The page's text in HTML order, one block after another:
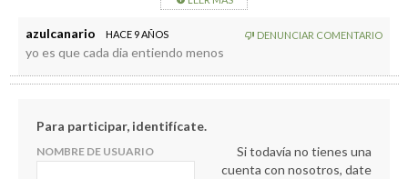
azulcanario HACE 9 AÑOS DENUNCIAR COMENTARIO
yo es que cada dia entiendo menos
Para participar, identifícate.
NOMBRE DE USUARIO
Si todavía no tienes una
cuenta con nosotros, date